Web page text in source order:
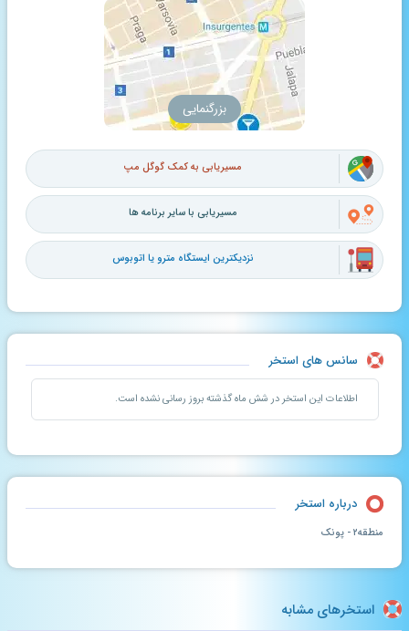
بزرگنمایی
مسیریابی به کمک گوگل مپ
مسیریابی با سایر برنامه ها
نزدیکترین ایستگاه مترو یا اتوبوس
سانس های استخر
اطلاعات این استخر در شش ماه گذشته بروز رسانی نشده است.
درباره استخر
منطقه۲ - پونک
استخرهای مشابه